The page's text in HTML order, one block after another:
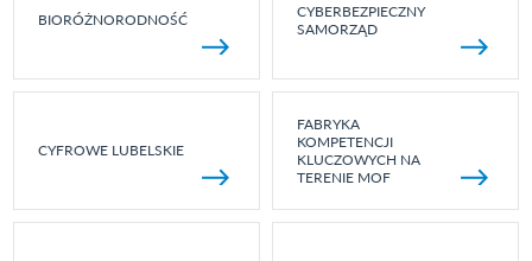
BIORÓŻNORODNOŚĆ
CYBERBEZPIECZNY
SAMORZĄD
CYFROWE LUBELSKIE
FABRYKA
KOMPETENCJI
KLUCZOWYCH NA
TERENIE MOF